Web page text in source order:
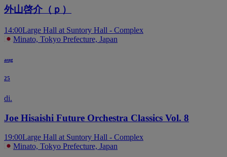
外山啓介（ｐ）
14:00Large Hall at Suntory Hall - Complex
Minato, Tokyo Prefecture, Japan
aug
25
di.
Joe Hisaishi Future Orchestra Classics Vol. 8
19:00Large Hall at Suntory Hall - Complex
Minato, Tokyo Prefecture, Japan